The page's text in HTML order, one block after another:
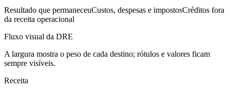
Resultado que permaneceuCustos, despesas e impostosCréditos fora
da receita operacional
Fluxo visual da DRE
A largura mostra o peso de cada destino; rótulos e valores ficam
sempre visíveis.
Receita